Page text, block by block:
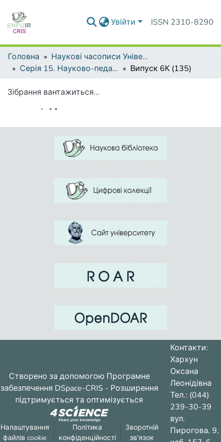
Увійти ISSN 2310-8290
Головна
Наукові часописи Університету
Серія 15. Науково-педагогічні проблеми фізичної культури (фізична культура і спорт)
Випуск 6К (135)
Зібрання вантажиться...
Створено за допомогою Програмне
забезпечення DSpace-CRIS - Розширення
підтримується та оптимізується
Налаштування
файлів cookie
Політика
конфіденційності
Зворотній
зв'язок
Контакти:
Хархун
Оксана
Леонідівна
Тел.: (044)
239-30-39
вул.
Пирогова, 9,